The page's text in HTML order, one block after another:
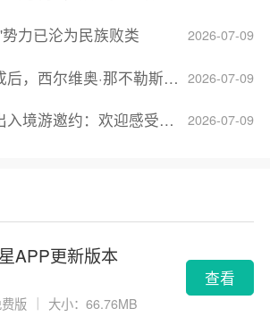
2026-07-09
力已沦为民族败类
2026-07-09
维奥·那不勒斯出任Lucid首席执行官
2026-07-09
约：欢迎感受无滤镜的真实中国
APP更新版本
版 ｜ 大小：66.76MB
查看